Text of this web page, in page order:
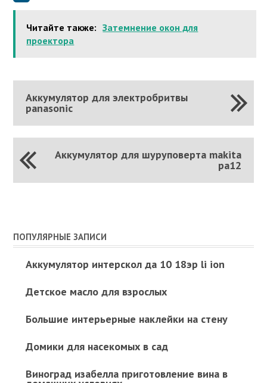
Читайте также: Затемнение окон для
проектора
Аккумулятор для электробритвы
panasonic
Аккумулятор для шуруповерта makita
pa12
ПОПУЛЯРНЫЕ ЗАПИСИ
Аккумулятор интерскол да 10 18эр li ion
Детское масло для взрослых
Большие интерьерные наклейки на стену
Домики для насекомых в сад
Виноград изабелла приготовление вина в